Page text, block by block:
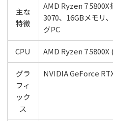
主な
特徴
AMD Ryzen 7
3070、16GBメモリ
グPC
CPU AMD Ryzen 7
グラ
フィ
ック
ス
NVIDIA GeForce